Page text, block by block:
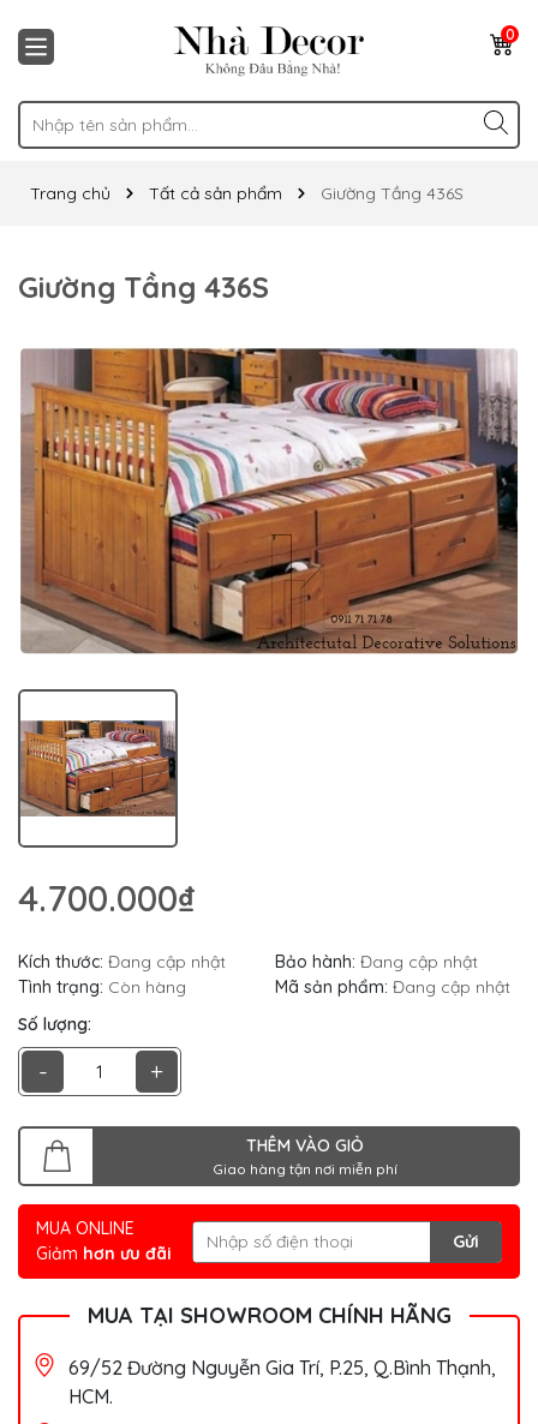
0
Trang chủ Tất cả sản phẩm Giường Tầng 436S
Giường Tầng 436S
4.700.000₫
Kích thước: Đang cập nhật Bảo hành: Đang cập nhật
Tình trạng: Còn hàng Mã sản phẩm: Đang cập nhật
Số lượng:
- +
THÊM VÀO GIỎ
Giao hàng tận nơi miễn phí
MUA ONLINE
Giảm hơn ưu đãi
Gửi
MUA TẠI SHOWROOM CHÍNH HÃNG
69/52 Đường Nguyễn Gia Trí, P.25, Q.Bình Thạnh,
HCM.